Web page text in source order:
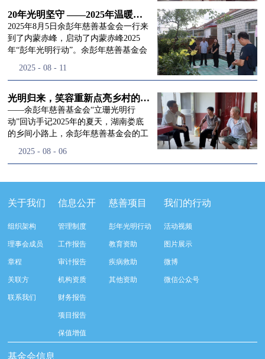
同回顾了基金会过往任期内在助学兴
教、医疗救助、公益事业普惠等多个领
域深耕耕耘的公益历程，充分肯定了第
三届理事会全体成员多年来接续付出的
民、济世利人"的慈善理念所做出的突
流程，完成了新一届治理层的选举任
命，全新的第四届理事会正式组建完
成：选举彭志兵、徐滨、彭新英、李
栋、李玲辉、郭启兴、梅鑫为余彭年慈
余彭年慈善基金会第四届理事会监事。
徐滨先生当选余彭年慈善基金会第四届
先生依次为新一任理事长徐滨先生及秘
新起点上，基金会将始终坚守创立初
心，继续沿着余彭年先生的慈善足迹稳
步前行：一方面将持续巩固已有的品牌
公益项目优势，把帮扶资源更精准地向
索适配新时代公益环境的创新路径，联
动更多社会爱心力量，搭建更透明、更
阔的角落，用实际行动践行"取之于社
会、用之于社会"的公益承诺。未来，
余彭年慈善基金会将在新一届理事会的
带领下，以更饱满的热忱投身公益慈善
残联唐婷婷理事长到场参与本次启动活
动，由衷肯定了基金会坚持二十一年深
耕光明帮扶的坚守，也向长久奔走推进
项目的我们表达了谢意。二十一年时光
市与县域，一趟趟奔赴偏远地区，只为
景，这份认可，也让我们更加笃定前行
的脚步。启动仪式落幕之后，我们没有
即刻返程，联合赤峰市残联的工作人
员、专业医护队伍走入乡间小路，随机
小路弯弯曲曲，两边是繁茂的林木，我
家中。简朴的乡村民居陈设简单，老人
往日家中大大小小的农活，全都压在了
老伴一人肩上。此前季爷爷的左眼早已
彻底失明，卧床的日子里视野一片昏
暗，行动受限再加上双目近乎失明，老
人常常对往后的生活满心忧虑。得益于
去年项目开展的右眼手术，如今他的右
眼重获视力，平日里能够看清手机屏
幕，简单的日常起居也可以自己打理不
少。聊天的时候季爷爷语气满是庆
幸：“本来走路就不利索，要是双眼都
看不见，真的不敢设想往后的日子。现
20年光明坚守 ——2025年温暖启程“彭年光明行动”内蒙赤峰
2025年8月5日余彭年慈善基金会一行来
到了内蒙赤峰，启动了内蒙赤峰2025
年“彭年光明行动”。余彭年慈善基金会
欣以及余彭年慈善基金会志愿者姜颖妍
峰市残联理事长孙德欣对我们“彭年光
明行动”给予了高度的肯定，他表示“彭
年光明行动”不仅仅是帮助白内障患者
恢复光明，最重要的是减轻了患者家庭
事业的生动体现。随后余彭年慈善基金
光明行动”在内蒙的点点滴滴，并希望
覆盖，加强术后随访与科普宣传，同时
仪式后余彭年慈善基金会一行实地探访
了项目实施的一线情况，详细了解了患
流程就诊环节。 探访结束后，我们一行
开始对参与项目的患者进行了随机的回
项目的患者进行了随机的回访。居住在
松山区三道井子村的王奶奶左眼一直视
检查治疗。村里的赵书记在走访过程中
2025 - 08 - 11
光明归来，笑容重新点亮乡村的角落
——余彭年慈善基金会“立珊光明行
动”回访手记2025年的夏天，湖南娄底
的乡间小路上，余彭年慈善基金会的工
着一份特别的牵挂，走进了一个个普通
曾经被白内障困扰的老人，在接受
发生了怎样的变化。“现在能看清菜苗
来到涟源市渡头塘乡洪家村。72岁的曾
爷爷正在自家菜地里忙碌。他曾是村里
见，另一只眼睛的视力也越来越差。以
前，他看不清鱼塘的水位，也分不清菜
术后，眼睛亮堂多了！”老人笑着说。
现在，他能清楚地看到鱼塘里鱼儿游动
杂草。尽管手部有残疾，但他在田埂上
2025 - 08 - 06
关于我们
组织架构
理事会成员
章程
关联方
联系我们
信息公开
管理制度
工作报告
审计报告
机构资质
财务报告
项目报告
保值增值
慈善项目
彭年光明行动
教育资助
疾病救助
其他资助
我们的行动
活动视频
图片展示
微博
微信公众号
基金会信息